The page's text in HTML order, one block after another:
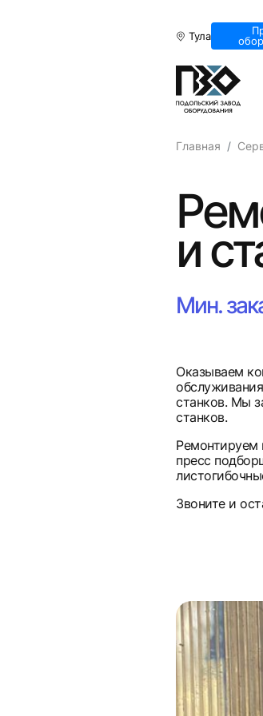
Тула
Главная
и
Мин.
Оказываем
станков. Мы
станков.
Ремонтируем
пресс
Звоните и